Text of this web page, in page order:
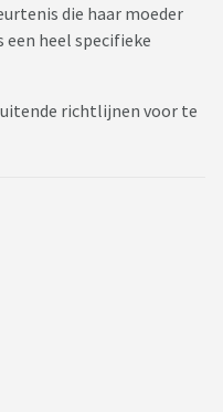
die haar moeder
een heel specifieke
richtlijnen voor te